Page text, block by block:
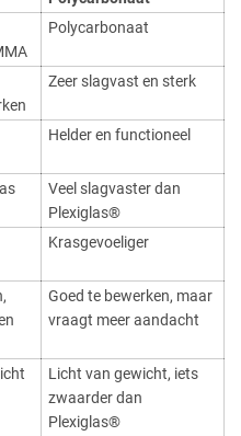
Polycarbonaat
Zeer slagvast en sterk
Helder en functioneel
Veel slagvaster dan
Plexiglas®
Krasgevoeliger
Goed te bewerken, maar
vraagt meer aandacht
Licht van gewicht, iets
zwaarder dan
Plexiglas®